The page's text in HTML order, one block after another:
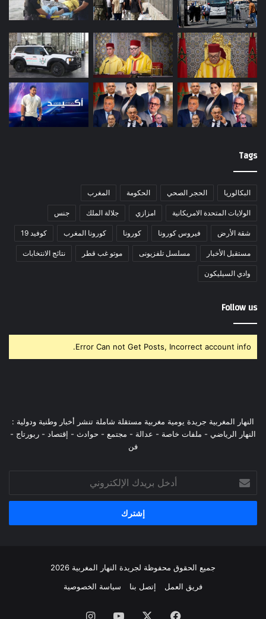
Tags
البكالوريا الحجر الصحي الحكومة المغرب
الولايات المتحدة الامريكانية امزازي جلالة الملك جنس
شقة الأرض فيروس كورونا كورونا كورونا المغرب كوفيد 19
مستقبل الأخبار مسلسل تلفزيونى موتو غب قطر نتائج الانتخابات
وادي السيليكون
Follow us
Error Can not Get Posts, Incorrect account info.
النهار المغربية جريدة يومية مغربية مستقلة شاملة تنشر أخبار وطنية ودولية :
النهار الرياضي - ملفات خاصة - عدالة - مجتمع - حوادث - إقتصاد - ربورتاج -
فن
أدخل
بريدك
الإلكتروني
جميع الحقوق محفوظة لجريدة النهار المغربية 2026
فريق العمل
إتصل بنا سياسة الخصوصية
فيسبوك ‫YouTube